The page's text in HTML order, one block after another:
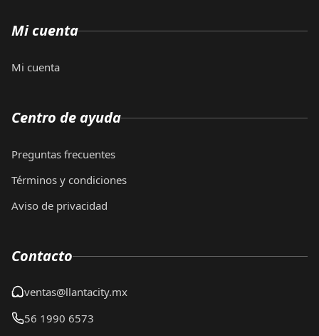
Mi cuenta
Mi cuenta
Centro de ayuda
Preguntas frecuentes
Términos y condiciones
Aviso de privacidad
Contacto
ventas@llantacity.mx
56 1990 6573